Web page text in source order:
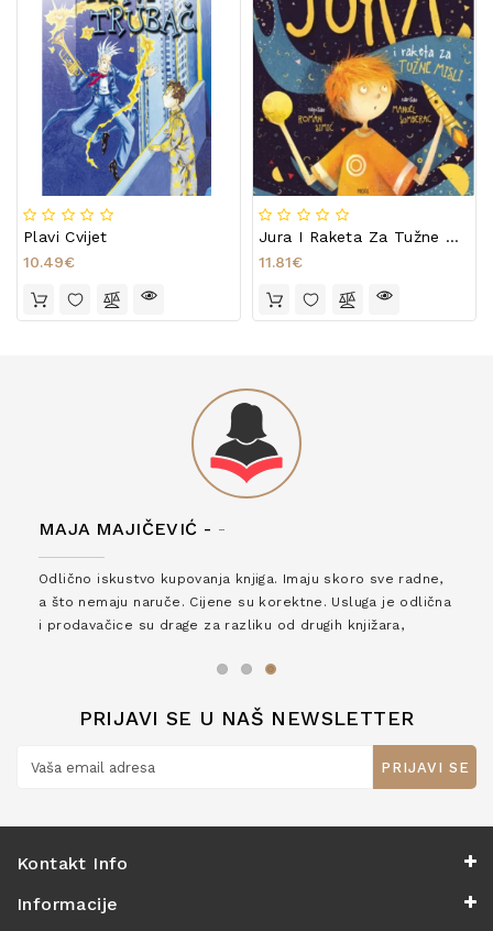
Plavi Cvijet
10.49€
Jura I Raketa Za Tužne Misli
11.81€
MAJA MAJIČEVIĆ - -
Odlično iskustvo kupovanja knjiga. Imaju skoro sve radne,
a što nemaju naruče. Cijene su korektne. Usluga je odlična
i prodavačice su drage za razliku od drugih knjižara,
PRIJAVI SE U NAŠ NEWSLETTER
PRIJAVI SE
Kontakt Info
Informacije